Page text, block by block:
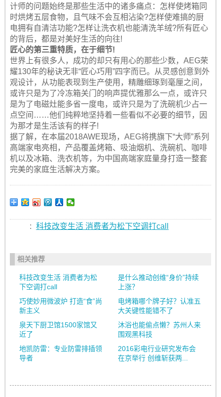
计师的问题始终是那些生活中的诸多痛点：怎样使烤箱同
时烘烤五层食物，且气味不会互相沾染?怎样使难搞的厨
电拥有自清洁功能?怎样让洗衣机也能清洗羊绒?所有匠心
的背后，都是对美好生活的向往!
匠心的第三重特质，在于细节!
世界上有很多人，成功的却只有用心的那些少数，AEG荣
耀130年的秘诀无非“匠心巧用”四字而已。从灵感创意到外
观设计，从功能表现到生产使用，精雕细琢到毫厘之间，
或许只是为了冷冻箱关门的响声提优雅那么一点，或许只
是为了电磁灶能多省一度电，或许只是为了洗碗机少占一
点空间……他们纯粹地坚持着一些看似不必要的细节，因
为那才是生活该有的样子!
据了解，在本届2018AWE现场，AEG将携旗下“大师”系列
高端家电亮相，产品覆盖烤箱、吸油烟机、洗碗机、咖啡
机以及冰箱、洗衣机等，为中国高端家庭量身打造一整套
完美的家庭生活解决方案。
: 科技改变生活 消费者为松下空调打call
相关推荐
科技改变生活 消费者为松
下空调打call
是什么推动创维“身价”持续
上涨？
巧使妙用微波炉 打造“食”尚
新主义
电烤箱哪个牌子好？认准五
大关键性能错不了
泉天下厨卫馆1500家馆又
近了
沐浴也能偷点懒？苏州人来
围观黑科技
地凯防雷：专业防雷排插领
导者
2016彩电行业研究发布会
在京举行 创维斩获两...